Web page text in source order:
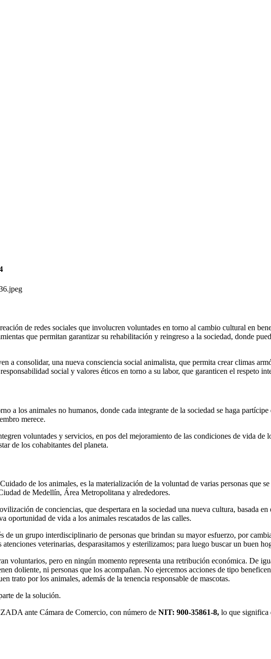
de redes sociales que involucren voluntades en torno al cambio cultural en
que permitan garantizar su rehabilitación y reingreso a la sociedad, donde
a consolidar, una nueva consciencia social animalista, que permita crear climas
social y valores éticos en torno a su labor, que garanticen el respeto
a los animales no humanos, donde cada integrante de la sociedad se haga
merece.
voluntades y servicios, en pos del mejoramiento de las condiciones de vida
de los cohabitantes del planeta.
de los animales, es la materialización de la voluntad de varias personas que
de Medellín, Área Metropolitana y alrededores.
de conciencias, que despertara en la sociedad una nueva cultura, basada
oportunidad de vida a los animales rescatados de las calles.
de un grupo interdisciplinario de personas que brindan su mayor esfuerzo, por
atenciones veterinarias, desparasitamos y esterilizamos; para luego buscar un buen
voluntarios, pero en ningún momento representa una retribución económica. De
doliente, ni personas que los acompañan. No ejercemos acciones de tipo
trato por los animales, además de la tenencia responsable de mascotas.
de la solución.
ante Cámara de Comercio, con número de NIT: 900-35861-8, lo que significa